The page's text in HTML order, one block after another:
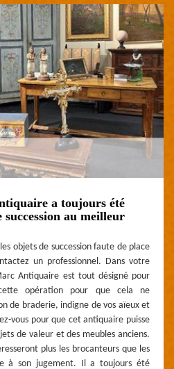
a toujours été
succession au meilleur
objets de succession faute de place
un professionnel. Dans votre
Antiquaire est tout désigné pour
opération pour que cela ne
de braderie, indigne de vos aïeux et
vous pour que cet antiquaire puisse
de valeur et des meubles anciens.
plus les brocanteurs que les
à son jugement. Il a toujours été